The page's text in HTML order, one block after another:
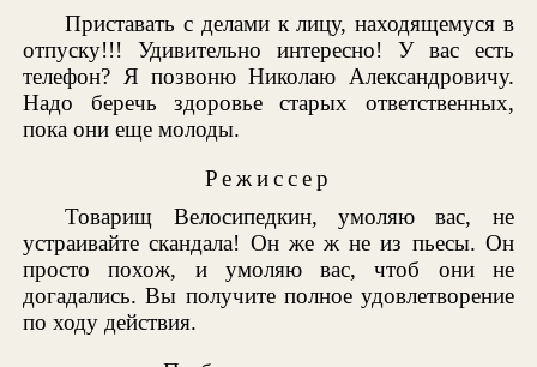
Приставать с делами к лицу, находящемуся в
отпуску!!! Удивительно интересно! У вас есть
телефон? Я позвоню Николаю Александровичу.
Надо беречь здоровье старых ответственных,
пока они еще молоды.
Режиссер
Товарищ Велосипедкин, умоляю вас, не
устраивайте скандала! Он же ж не из пьесы. Он
просто похож, и умоляю вас, чтоб они не
догадались. Вы получите полное удовлетворение
по ходу действия.